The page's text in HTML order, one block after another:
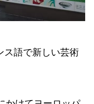
ス語で新しい芸術